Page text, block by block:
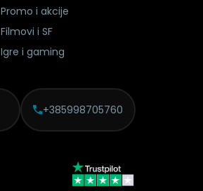
Promo i akcije
Filmovi i SF
Igre i gaming
+385998705760